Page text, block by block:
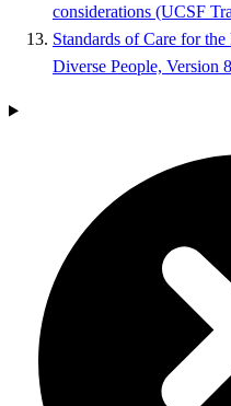
considerations (UCSF
Standards of Care for
Diverse People, Version